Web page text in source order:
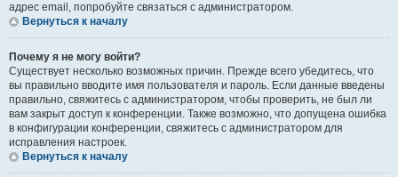
адрес email, попробуйте связаться с администратором.
Вернуться к началу
Почему я не могу войти?
Существует несколько возможных причин. Прежде всего убедитесь, что
вы правильно вводите имя пользователя и пароль. Если данные введены
правильно, свяжитесь с администратором, чтобы проверить, не был ли
вам закрыт доступ к конференции. Также возможно, что допущена ошибка
в конфигурации конференции, свяжитесь с администратором для
исправления настроек.
Вернуться к началу